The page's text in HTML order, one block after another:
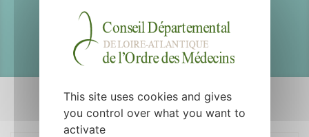
sociétés
This site uses cookies and gives
you control over what you want to
activate